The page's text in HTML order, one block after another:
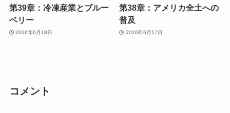
第39章：冷凍産業とブルー
ベリー
2026年6月18日
第38章：アメリカ全土への
普及
2026年6月17日
コメント